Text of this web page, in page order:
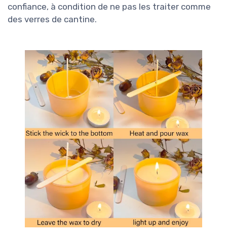
confiance, à condition de ne pas les traiter comme
des verres de cantine.